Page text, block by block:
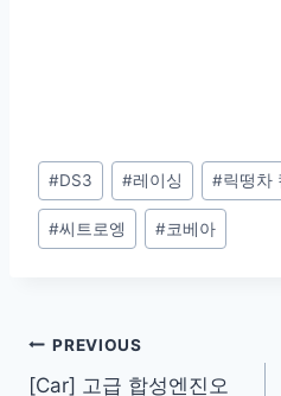
Post
Tags:
#DS3 #레이싱 #릭떵차
#씨트로엥 #코베아
Post
PREVIOUS
[Car] 고급 합성엔진오